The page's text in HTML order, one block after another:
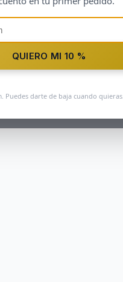
QUIERO MI 10 %
Puedes darte de baja cuando quieras.